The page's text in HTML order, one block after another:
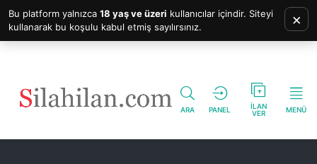
ARA PANEL
İLAN
VER
MENÜ
Bu platform yalnızca 18 yaş ve üzeri kullanıcılar içindir. Siteyi
kullanarak bu koşulu kabul etmiş sayılırsınız.
×